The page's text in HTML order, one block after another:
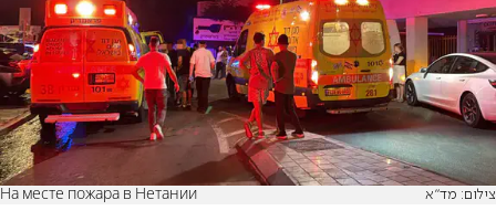
На месте пожара в Нетании צילום: מד"א